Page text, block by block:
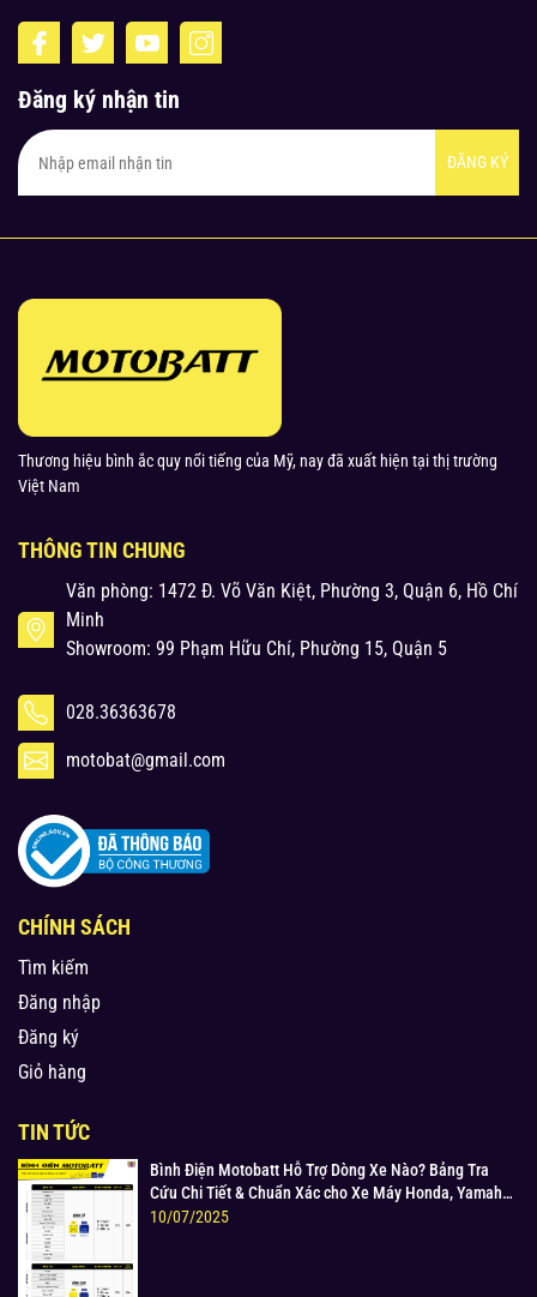
Đăng ký nhận tin
ĐĂNG KÝ
Thương hiệu bình ắc quy nổi tiếng của Mỹ, nay đã xuất hiện tại thị trường
Việt Nam
THÔNG TIN CHUNG
Văn phòng: 1472 Đ. Võ Văn Kiệt, Phường 3, Quận 6, Hồ Chí
Minh
Showroom: 99 Phạm Hữu Chí, Phường 15, Quận 5
028.36363678
motobat@gmail.com
CHÍNH SÁCH
Tìm kiếm
Đăng nhập
Đăng ký
Giỏ hàng
TIN TỨC
Bình Điện Motobatt Hỗ Trợ Dòng Xe Nào? Bảng Tra
Cứu Chi Tiết & Chuẩn Xác cho Xe Máy Honda, Yamaha,
Suzuki và Hơn thế nữa
10/07/2025